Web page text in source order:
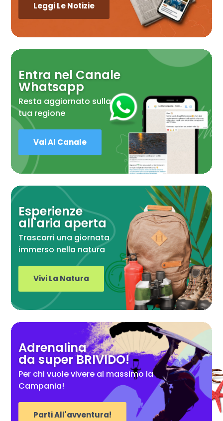
Leggi Le Notizie
Entra nel Canale
Whatsapp
Resta aggiornato sulla
tua regione
Vai Al Canale
Esperienze
all'aria aperta
Trascorri una giornata
immerso nella natura
Vivi La Natura
Adrenalina
da super BRIVIDO!
Per chi vuole vivere al massimo la
Campania!
Parti All'avventura!